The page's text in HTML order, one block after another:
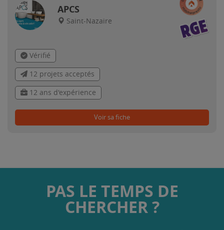
APCS
Saint-Nazaire
Vérifié
12 projets acceptés
12 ans d'expérience
Voir sa fiche
PAS LE TEMPS DE
CHERCHER ?